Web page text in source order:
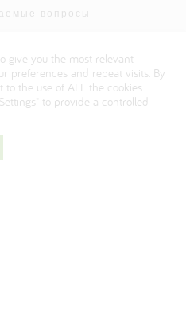
вопросы
corporate website
give you the most relevant
preferences and repeat visits. By
to the use of ALL the cookies.
to provide a controlled